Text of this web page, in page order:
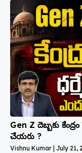
Gen Z దెబ్బకు
చేయరు ?
Vishnu Kumar July 21,